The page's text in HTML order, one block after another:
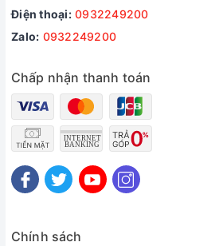
Điện thoại: 0932249200
Zalo: 0932249200
Chấp nhận thanh toán
Chính sách